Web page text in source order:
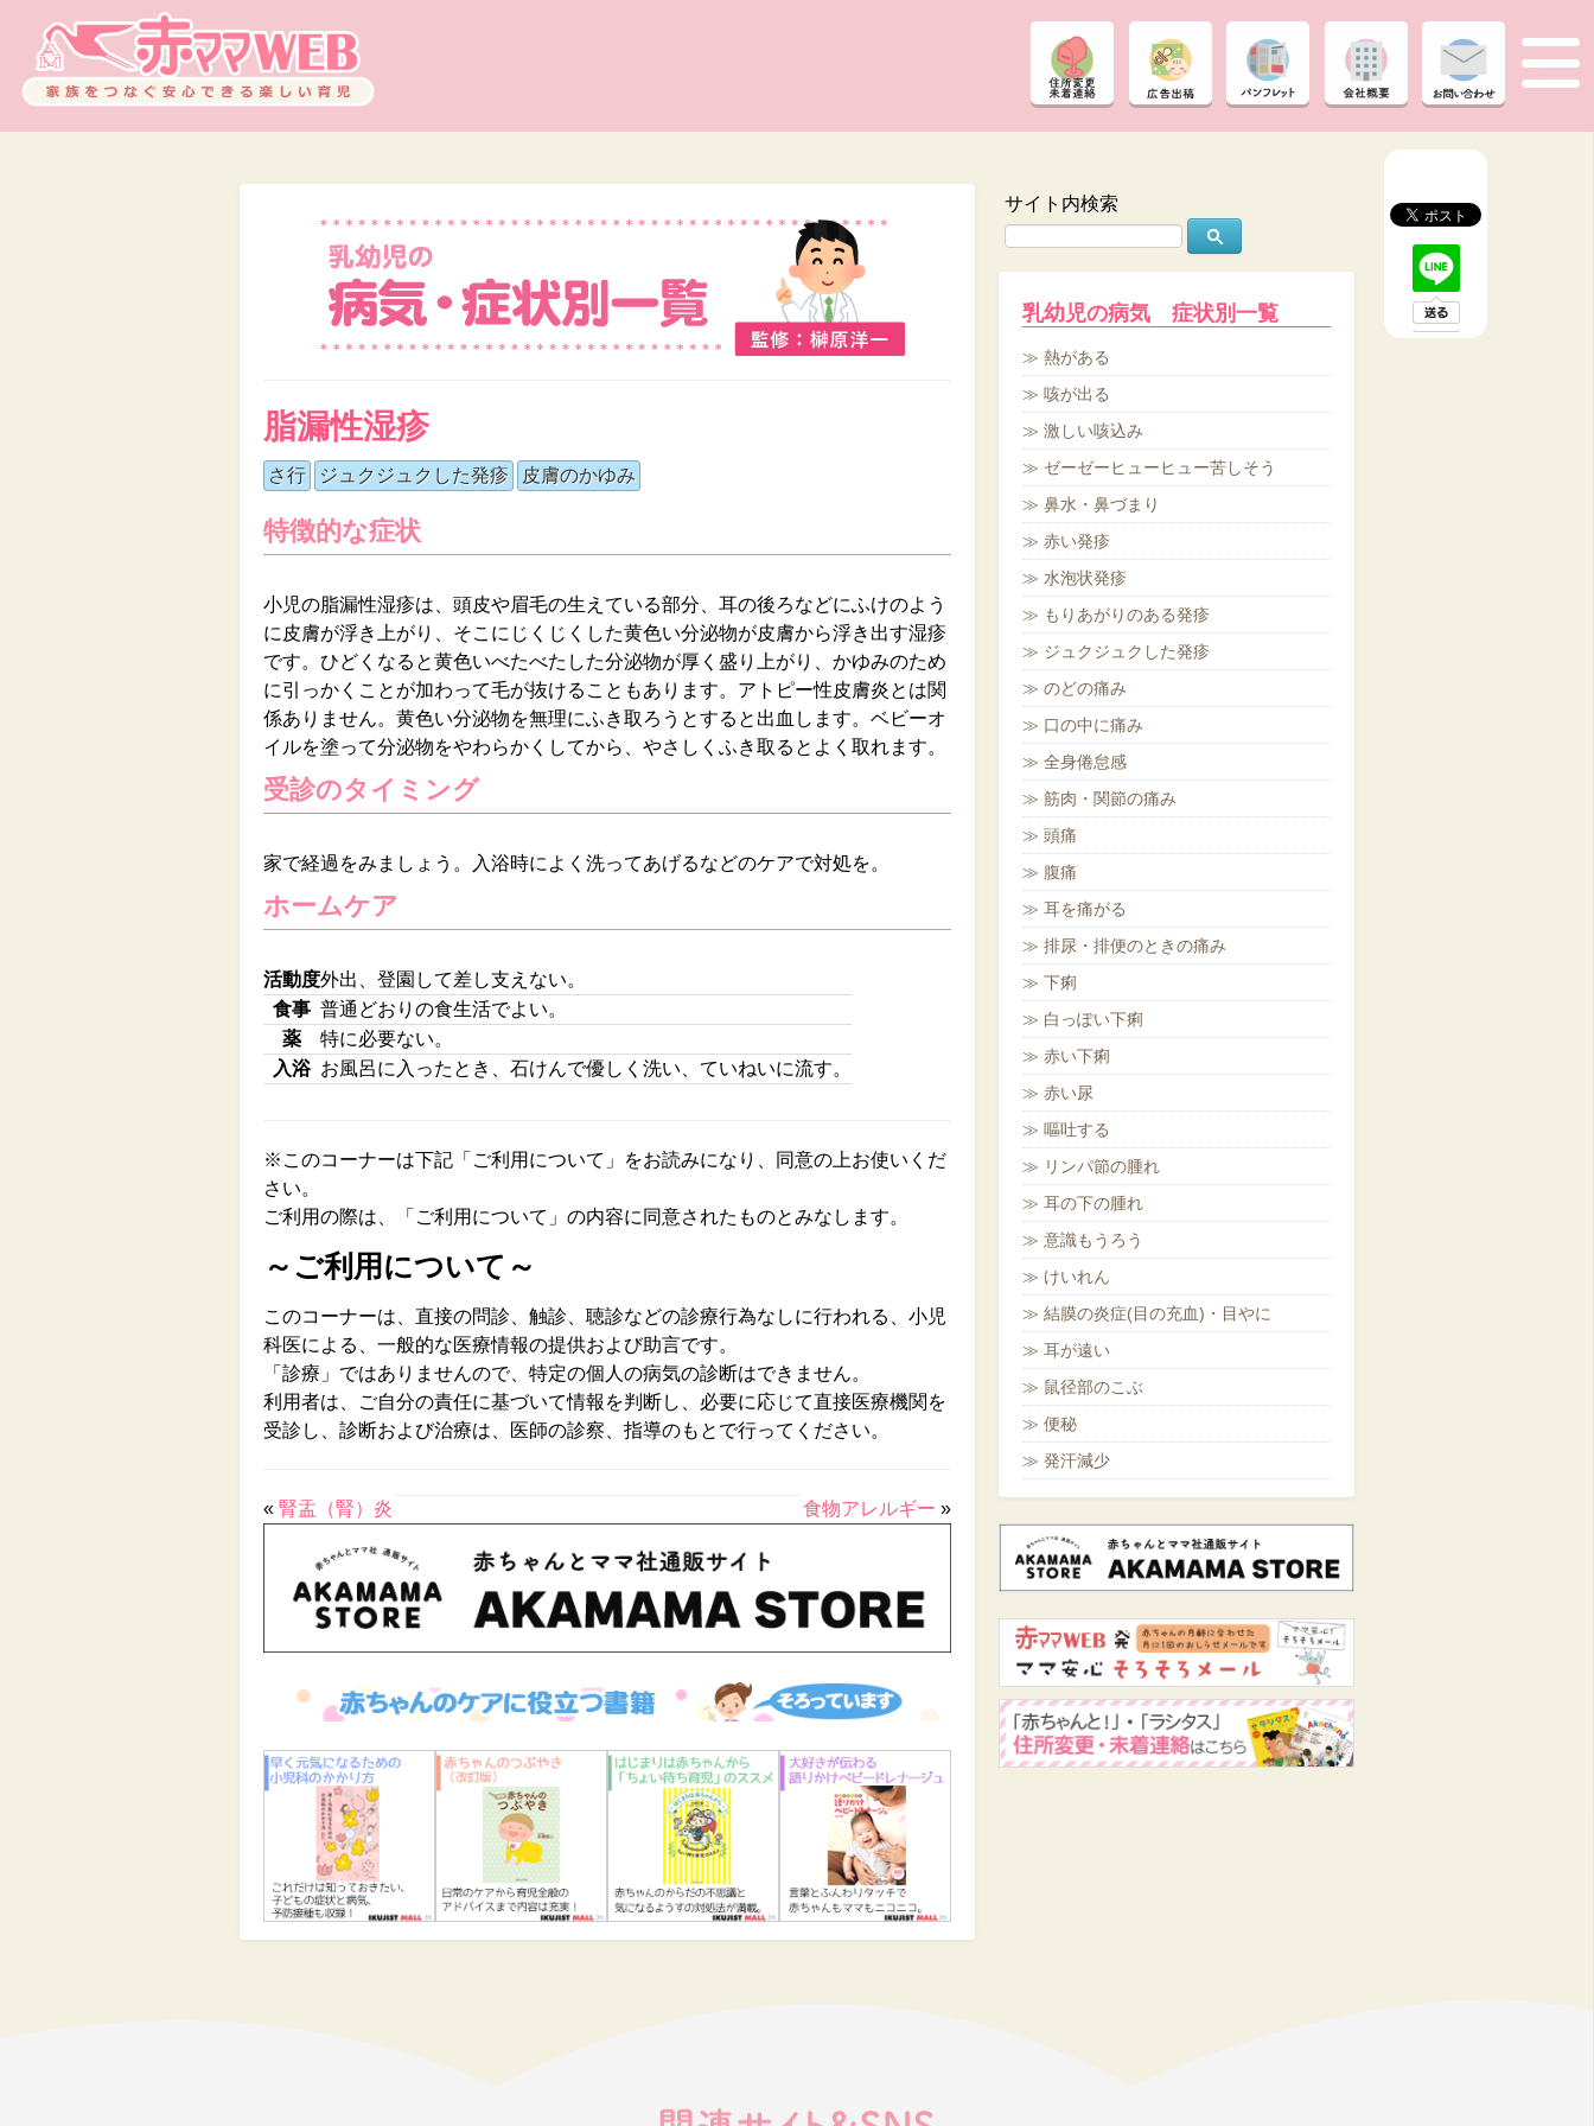
脂漏性湿疹
さ行 ジュクジュクした発疹 皮膚のかゆみ
特徴的な症状
小児の脂漏性湿疹は、頭皮や眉毛の生えている部分、耳の後ろなどにふけのよう
に皮膚が浮き上がり、そこにじくじくした黄色い分泌物が皮膚から浮き出す湿疹
です。ひどくなると黄色いべたべたした分泌物が厚く盛り上がり、かゆみのため
に引っかくことが加わって毛が抜けることもあります。アトピー性皮膚炎とは関
係ありません。黄色い分泌物を無理にふき取ろうとすると出血します。ベビーオ
イルを塗って分泌物をやわらかくしてから、やさしくふき取るとよく取れます。
受診のタイミング
家で経過をみましょう。入浴時によく洗ってあげるなどのケアで対処を。
ホームケア
活動度外出、登園して差し支えない。
食事 普通どおりの食生活でよい。
薬
特に必要ない。
入浴 お風呂に入ったとき、石けんで優しく洗い、ていねいに流す。
※このコーナーは下記「ご利用について」をお読みになり、同意の上お使いくだ
さい。
ご利用の際は、「ご利用について」の内容に同意されたものとみなします。
～ご利用について～
このコーナーは、直接の問診、触診、聴診などの診療行為なしに行われる、小児
科医による、一般的な医療情報の提供および助言です。
「診療」ではありませんので、特定の個人の病気の診断はできません。
利用者は、ご自分の責任に基づいて情報を判断し、必要に応じて直接医療機関を
受診し、診断および治療は、医師の診察、指導のもとで行ってください。
« 腎盂（腎）炎 食物アレルギー »
サイト内検索
乳幼児の病気 症状別一覧
熱がある
咳が出る
激しい咳込み
ゼーゼーヒューヒュー苦しそう
鼻水・鼻づまり
赤い発疹
水泡状発疹
もりあがりのある発疹
ジュクジュクした発疹
のどの痛み
口の中に痛み
全身倦怠感
筋肉・関節の痛み
頭痛
腹痛
耳を痛がる
排尿・排便のときの痛み
下痢
白っぽい下痢
赤い下痢
赤い尿
嘔吐する
リンパ節の腫れ
耳の下の腫れ
意識もうろう
けいれん
結膜の炎症(目の充血)・目やに
耳が遠い
鼠径部のこぶ
便秘
発汗減少